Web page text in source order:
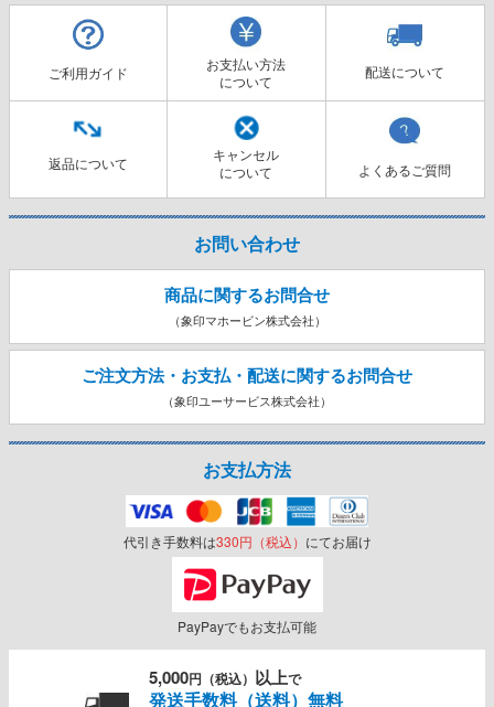
ご利用ガイド
お支払い方法
について
配送について
返品について
キャンセル
について
よくあるご質問
お問い合わせ
商品に関するお問合せ
（象印マホービン株式会社）
ご注文方法・お支払・配送に関するお問合せ
（象印ユーサービス株式会社）
お支払方法
代引き手数料は330円（税込） にてお届け
PayPayでもお支払可能
5,000円（税込） 以上で
発送手数料（送料）無料